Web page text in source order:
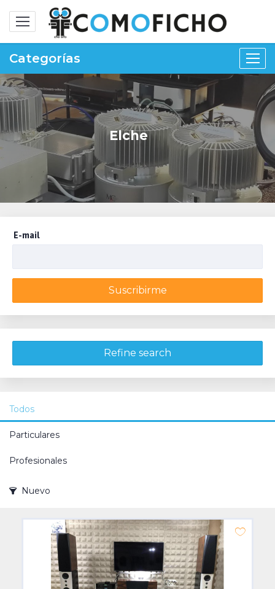
Alternar
navegación
Categorías
Elche
E-mail
Suscribirme
Refine search
Todos
Particulares
Profesionales
Nuevo